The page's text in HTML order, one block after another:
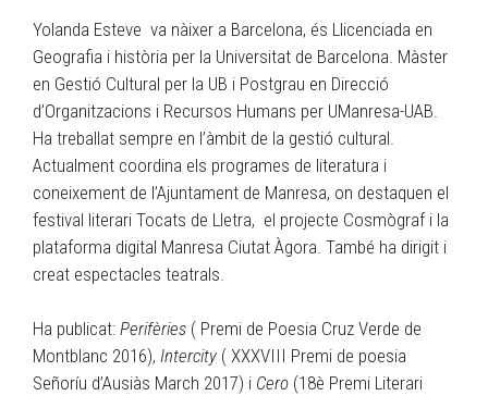
Yolanda Esteve va nàixer a Barcelona, és Llicenciada en
Geografia i història per la Universitat de Barcelona. Màster
en Gestió Cultural per la UB i Postgrau en Direcció
d’Organitzacions i Recursos Humans per UManresa-UAB.
Ha treballat sempre en l’àmbit de la gestió cultural.
Actualment coordina els programes de literatura i
coneixement de l’Ajuntament de Manresa, on destaquen el
festival literari Tocats de Lletra, el projecte Cosmògraf i la
plataforma digital Manresa Ciutat Àgora. També ha dirigit i
creat espectacles teatrals.
Ha publicat: Perifèries ( Premi de Poesia Cruz Verde de
Montblanc 2016), Intercity ( XXXVIII Premi de poesia
Señoríu d’Ausiàs March 2017) i Cero (18è Premi Literari